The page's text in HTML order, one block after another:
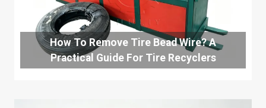
How To Remove Tire Bead Wire? A
Practical Guide For Tire Recyclers